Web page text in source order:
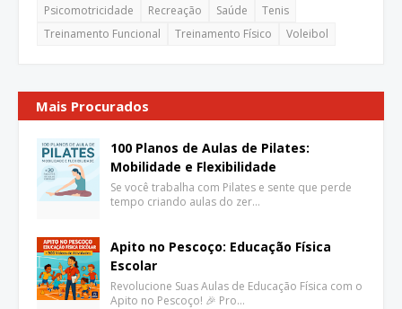
Psicomotricidade
Recreação Saúde
Tenis
Treinamento Funcional
Treinamento Físico Voleibol
Mais Procurados
100 Planos de Aulas de Pilates:
Mobilidade e Flexibilidade
Se você trabalha com Pilates e sente que perde
tempo criando aulas do zer…
Apito no Pescoço: Educação Física
Escolar
Revolucione Suas Aulas de Educação Física com o
Apito no Pescoço! 🎉 Pro…